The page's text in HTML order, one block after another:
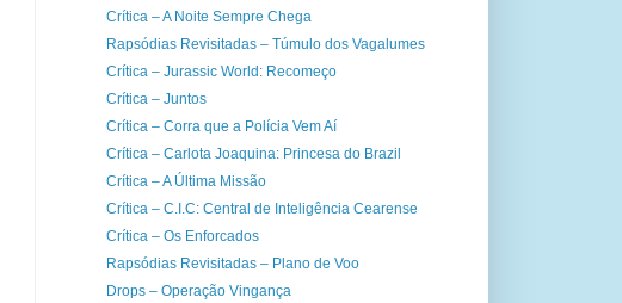
Crítica – A Noite Sempre Chega
Rapsódias Revisitadas – Túmulo dos Vagalumes
Crítica – Jurassic World: Recomeço
Crítica – Juntos
Crítica – Corra que a Polícia Vem Aí
Crítica – Carlota Joaquina: Princesa do Brazil
Crítica – A Última Missão
Crítica – C.I.C: Central de Inteligência Cearense
Crítica – Os Enforcados
Rapsódias Revisitadas – Plano de Voo
Drops – Operação Vingança